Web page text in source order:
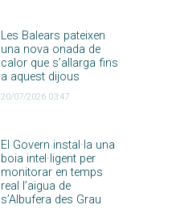
Les Balears pateixen
una nova onada de
calor que s’allarga fins
a aquest dijous
20/07/2026 03:47
El Govern instal·la una
boia intel·ligent per
monitorar en temps
real l’aigua de
s’Albufera des Grau